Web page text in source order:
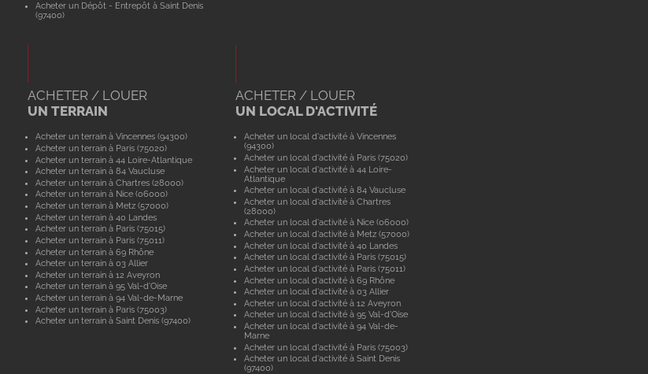
Acheter un Dépôt - Entrepôt à Saint Denis
(97400)
ACHETER / LOUER
UN TERRAIN
Acheter un terrain à Vincennes (94300)
Acheter un terrain à Paris (75020)
Acheter un terrain à 44 Loire-Atlantique
Acheter un terrain à 84 Vaucluse
Acheter un terrain à Chartres (28000)
Acheter un terrain à Nice (06000)
Acheter un terrain à Metz (57000)
Acheter un terrain à 40 Landes
Acheter un terrain à Paris (75015)
Acheter un terrain à Paris (75011)
Acheter un terrain à 69 Rhône
Acheter un terrain à 03 Allier
Acheter un terrain à 12 Aveyron
Acheter un terrain à 95 Val-d'Oise
Acheter un terrain à 94 Val-de-Marne
Acheter un terrain à Paris (75003)
Acheter un terrain à Saint Denis (97400)
ACHETER / LOUER
UN LOCAL D'ACTIVITÉ
Acheter un local d'activité à Vincennes
(94300)
Acheter un local d'activité à Paris (75020)
Acheter un local d'activité à 44 Loire-
Atlantique
Acheter un local d'activité à 84 Vaucluse
Acheter un local d'activité à Chartres
(28000)
Acheter un local d'activité à Nice (06000)
Acheter un local d'activité à Metz (57000)
Acheter un local d'activité à 40 Landes
Acheter un local d'activité à Paris (75015)
Acheter un local d'activité à Paris (75011)
Acheter un local d'activité à 69 Rhône
Acheter un local d'activité à 03 Allier
Acheter un local d'activité à 12 Aveyron
Acheter un local d'activité à 95 Val-d'Oise
Acheter un local d'activité à 94 Val-de-
Marne
Acheter un local d'activité à Paris (75003)
Acheter un local d'activité à Saint Denis
(97400)